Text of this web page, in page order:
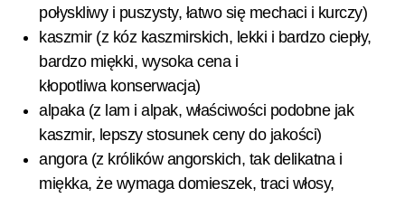
połyskliwy i puszysty, łatwo się mechaci i kurczy)
kaszmir (z kóz kaszmirskich, lekki i bardzo ciepły,
bardzo miękki, wysoka cena i
kłopotliwa konserwacja)
alpaka (z lam i alpak, właściwości podobne jak
kaszmir, lepszy stosunek ceny do jakości)
angora (z królików angorskich, tak delikatna i
miękka, że wymaga domieszek, traci włosy,